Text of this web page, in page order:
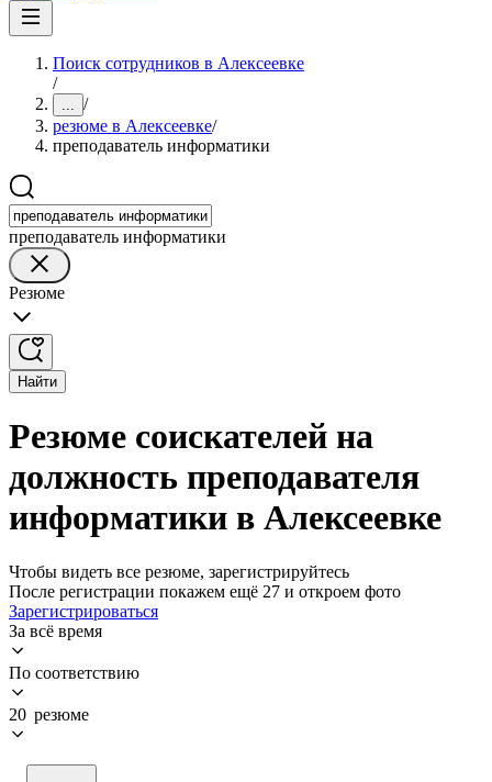
Поиск сотрудников в Алексеевке
/
... /
резюме в Алексеевке/
преподаватель информатики
преподаватель информатики
Резюме
Найти
Резюме соискателей на
должность преподавателя
информатики в Алексеевке
Чтобы видеть все резюме, зарегистрируйтесь
После регистрации покажем ещё 27 и откроем фото
Зарегистрироваться
За всё время
По соответствию
20 резюме